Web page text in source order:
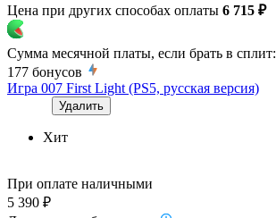
Цена при других способах оплаты 6 715 ₽
Сумма месячной платы, если брать в сплит:
177 бонусов
Игра 007 First Light (PS5, русская версия)
Удалить
Хит
При оплате наличными
5 390 ₽